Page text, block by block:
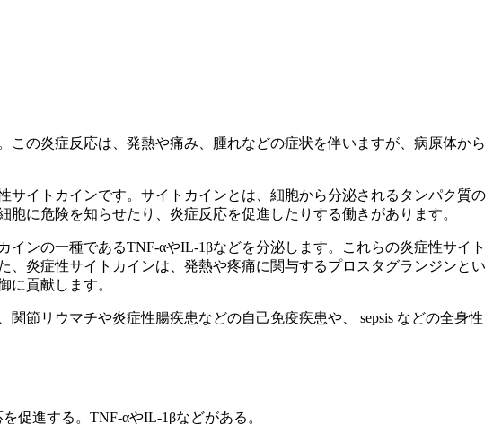
この炎症反応は、発熱や痛み、腫れなどの症状を伴いますが、病原体から
サイトカインです。サイトカインとは、細胞から分泌されるタンパク質の
に危険を知らせたり、炎症反応を促進したりする働きがあります。
ンの一種であるTNF-αやIL-1βなどを分泌します。これらの炎症性サイト
炎症性サイトカインは、発熱や疼痛に関与するプロスタグランジンとい
に貢献します。
関節リウマチや炎症性腸疾患などの自己免疫疾患や、 sepsis などの全身性
促進する。TNF-αやIL-1βなどがある。